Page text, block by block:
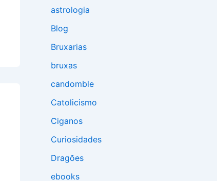
astrologia
Blog
Bruxarias
bruxas
candomble
Catolicismo
Ciganos
Curiosidades
Dragões
ebooks